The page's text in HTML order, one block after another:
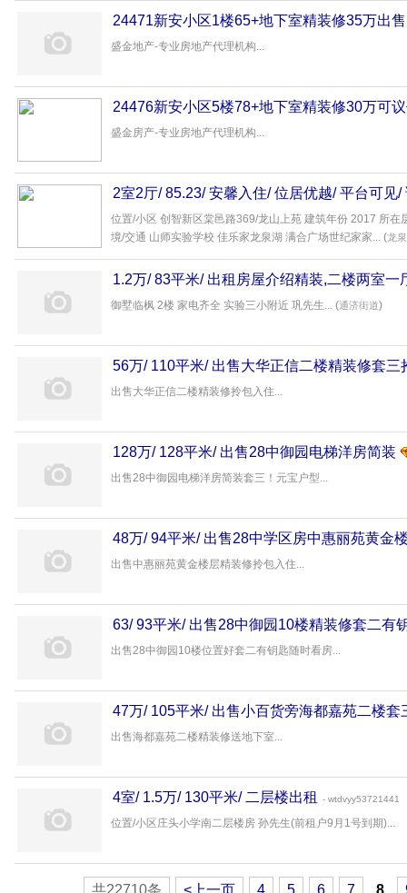
24471新安小区1楼65+地下室精装修35万出售
盛金地产-专业房地产代理机构...
24476新安小区5楼78+地下室精装修30万可
盛金房产-专业房地产代理机构...
2室2厅/ 85.23/ 安馨入住/ 位居优越/ 平台可见/
位置/小区 创智新区棠邑路369/龙山上苑 建筑年份 2017 所
境/交通 山师实验学校 佳乐家龙泉湖 满合广场世纪家家... (龙
1.2万/ 83平米/ 出租房屋介绍精装,二楼两室
御墅临枫 2楼 家电齐全 实验三小附近 巩先生... (通济街道)
56万/ 110平米/ 出售大华正信二楼精装修套三
出售大华正信二楼精装修拎包入住...
128万/ 128平米/ 出售28中御园电梯洋房简装
出售28中御园电梯洋房简装套三！元宝户型...
48万/ 94平米/ 出售28中学区房中惠丽苑黄金
出售中惠丽苑黄金楼层精装修拎包入住...
63/ 93平米/ 出售28中御园10楼精装修套二有
出售28中御园10楼位置好套二有钥匙随时看房...
47万/ 105平米/ 出售小百货旁海都嘉苑二楼套
出售海都嘉苑二楼精装修送地下室...
4室/ 1.5万/ 130平米/ 二层楼出租 - wtdvyy53721441
位置/小区庄头小学南二层楼房 孙先生(前租户9月1号到期)...
共22710条 <上一页 4 5 6 7 8